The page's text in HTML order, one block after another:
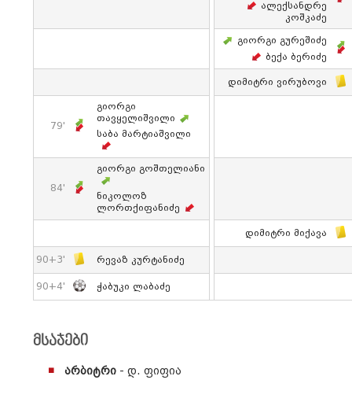
Ალექსანდრე
Კოშკაძე
Გიორგი Გურეშიძე
Ბექა Ბერიძე
Დიმიტრი Ვირუბოვი
79'
Გიორგი
Თავყელიშვილი
Საბა Მარტიაშვილი
84'
Გიორგი Გოშთელიანი
Ნიკოლოზ
Ლორთქიფანიძე
Დიმიტრი Მიქავა
90+3' Რევაზ Კურტანიძე
90+4' Ჭაბუკი Ლაბაძე
მსაჯები
არბიტრი - დ. ფიფია